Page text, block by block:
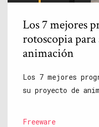
Los 7 mejores
rotoscopia
animación
Los 7 mejores
su proyecto de
Freeware